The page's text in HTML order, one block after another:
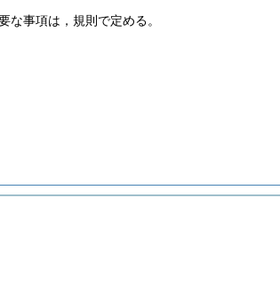
な事項は，規則で定める。